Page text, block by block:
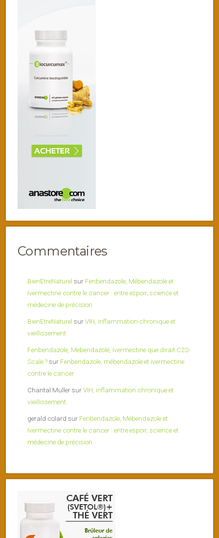
Commentaires
BienEtreNaturel sur Fenbendazole, Mébendazole et
Ivermectine contre le cancer : entre espoir, science et
médecine de précision
BienEtreNaturel surVIH, inflammation chronique et
vieillissement
Fenbendazole, Mebendazole, Ivermectine que dirait C2S-
Scale ?sur Fenbendazole, mébendazole et ivermectine
contre le cancer
Chantal MullersurVIH, inflammation chronique et
vieillissement
gerald colard sur Fenbendazole, Mébendazole et
Ivermectine contre le cancer : entre espoir, science et
médecine de précision